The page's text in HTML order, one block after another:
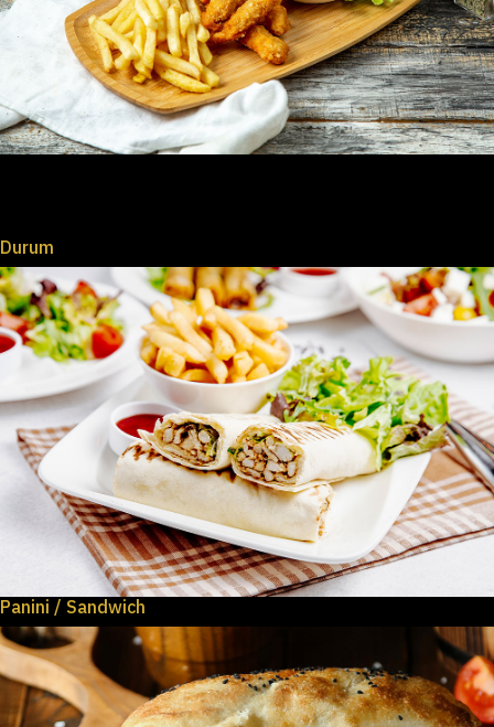
Durum
Panini / Sandwich